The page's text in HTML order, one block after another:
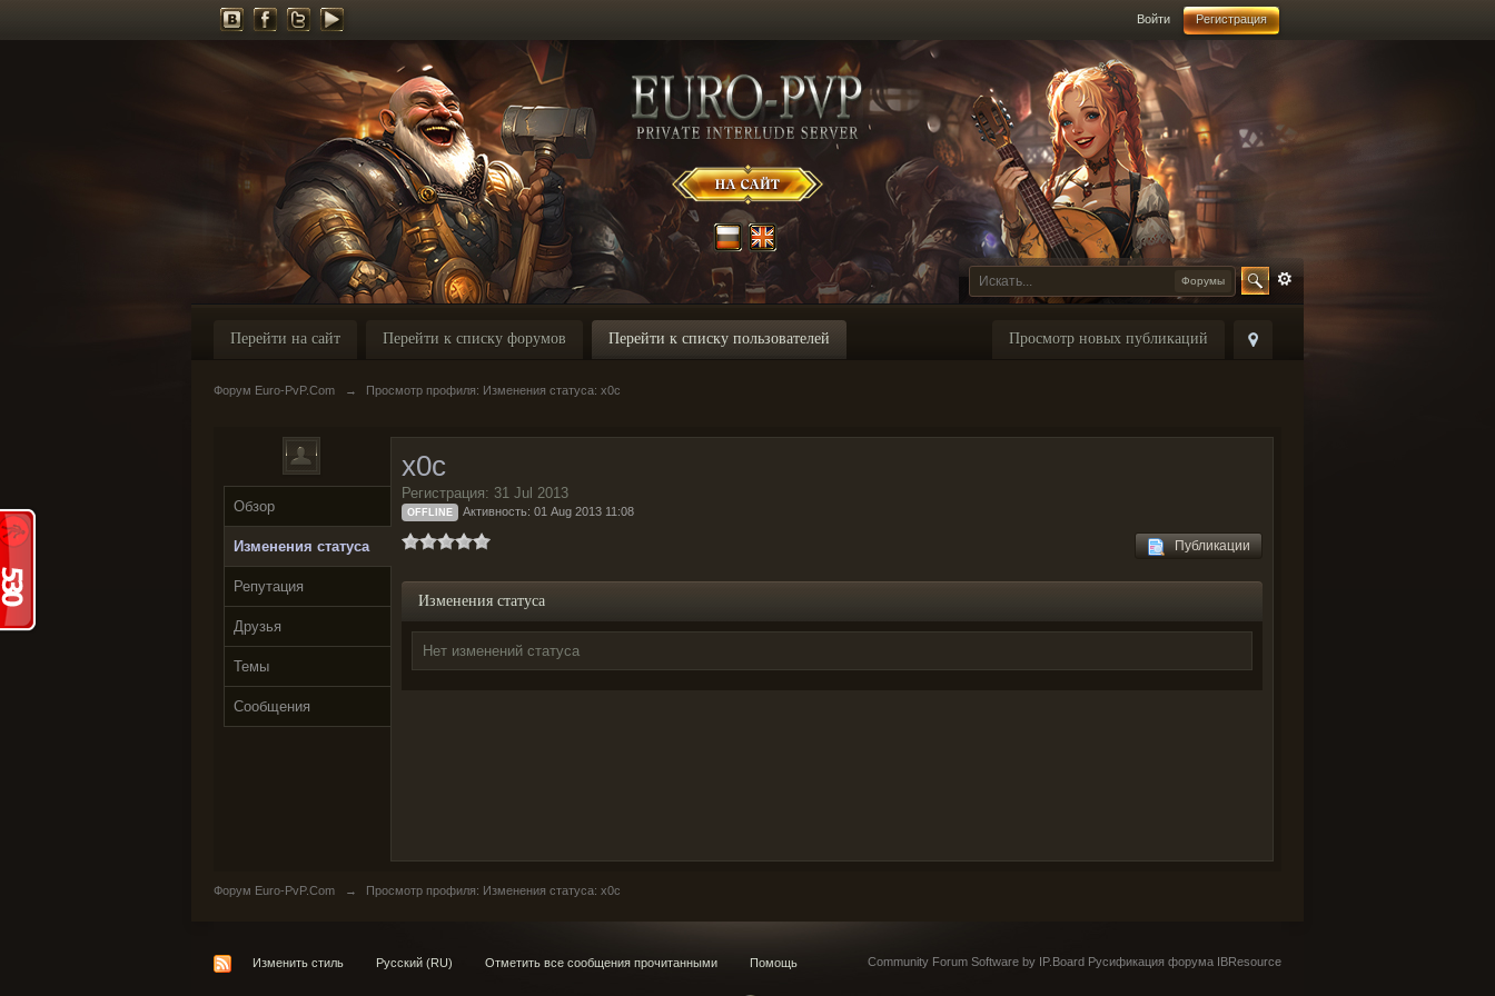
Войти Регистрация
Форумы
Просмотр новых публикаций
Перейти на сайт Перейти к списку форумов Перейти к списку пользователей
Форум Euro-PvP.Com → Просмотр профиля: Изменения статуса: x0c
Обзор
Изменения статуса
Репутация
Друзья
Темы
Сообщения
x0c
Регистрация: 31 Jul 2013
OFFLINE Активность: 01 Aug 2013 11:08
Публикации
Изменения статуса
Нет изменений статуса
Форум Euro-PvP.Com → Просмотр профиля: Изменения статуса: x0c
Изменить стиль Русский (RU) Отметить все сообщения прочитанными Помощь Community Forum Software by IP.Board Русификация форума IBResource